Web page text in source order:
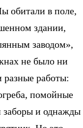
обитали в поле,
здании,
заводом»,
не было ни
разные работы:
помойные
заборы и однажды